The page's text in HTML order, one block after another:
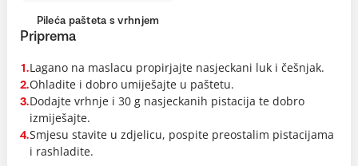
Pileća pašteta s vrhnjem
Priprema
1.Lagano na maslacu propirjajte nasjeckani luk i češnjak.
2.Ohladite i dobro umiješajte u paštetu.
3.Dodajte vrhnje i 30 g nasjeckanih pistacija te dobro
izmiješajte.
4.Smjesu stavite u zdjelicu, pospite preostalim pistacijama
i rashladite.